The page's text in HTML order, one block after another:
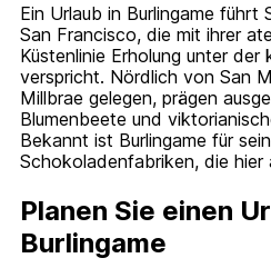
Ein Urlaub in Burlingame führt
San Francisco, die mit ihrer
Küstenlinie Erholung unter der
verspricht. Nördlich von San
Millbrae gelegen, prägen
Blumenbeete und
Bekannt ist Burlingame für
Schokoladenfabriken, die hier
Planen Sie einen
Burlingame